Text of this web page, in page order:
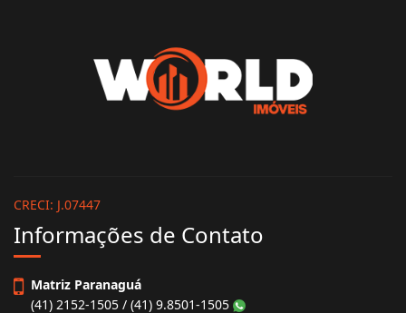
CRECI: J.07447
Informações de Contato
Matriz Paranaguá
(41) 2152-1505 / (41) 9.8501-1505